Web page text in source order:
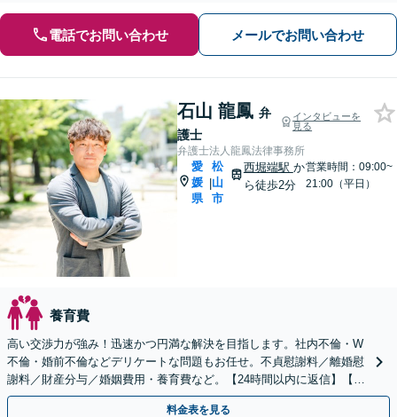
電話でお問い合わせ メールでお問い合わせ
石山 龍鳳 弁
護士
インタビューを
見る
弁護士法人龍鳳法律事務所
愛
媛
県
|
松
山
市
西堀端駅 か
ら徒歩2分
営業時間：09:00~
21:00（平日）
養育費
高い交渉力が強み！迅速かつ円満な解決を目指します。社内不倫・W
不倫・婚前不倫などデリケートな問題もお任せ。不貞慰謝料／離婚慰
謝料／財産分与／婚姻費用・養育費など。【24時間以内に返信】【土
日祝・夜間面談可能】【完全個室対応】【子連れ相談可】
料金表を見る